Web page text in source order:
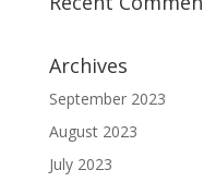
Archives
September 2023
August 2023
July 2023